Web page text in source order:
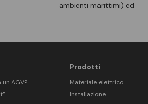
ambienti marittimi) ed
un AGV?
Prodotti
Materiale elettrico
Installazione